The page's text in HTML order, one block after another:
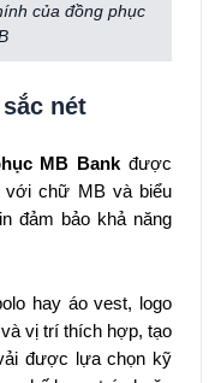
của đồng phục
nét
MB Bankđược
với chữ MB và biểu
đảm bảo khả năng
hay áo vest, logo
vị trí thích hợp, tạo
được lựa chọn kỹ